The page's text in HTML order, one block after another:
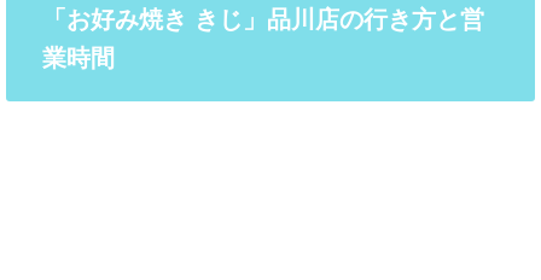
「お好み焼き きじ」品川店の行き方と営
業時間